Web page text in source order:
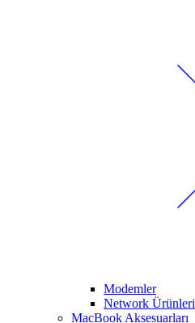
Modemler
Network Ürünleri
MacBook Aksesuarları